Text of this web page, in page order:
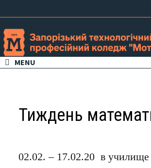
MENU
Тиждень
02.02. – 17.02.20 в училище